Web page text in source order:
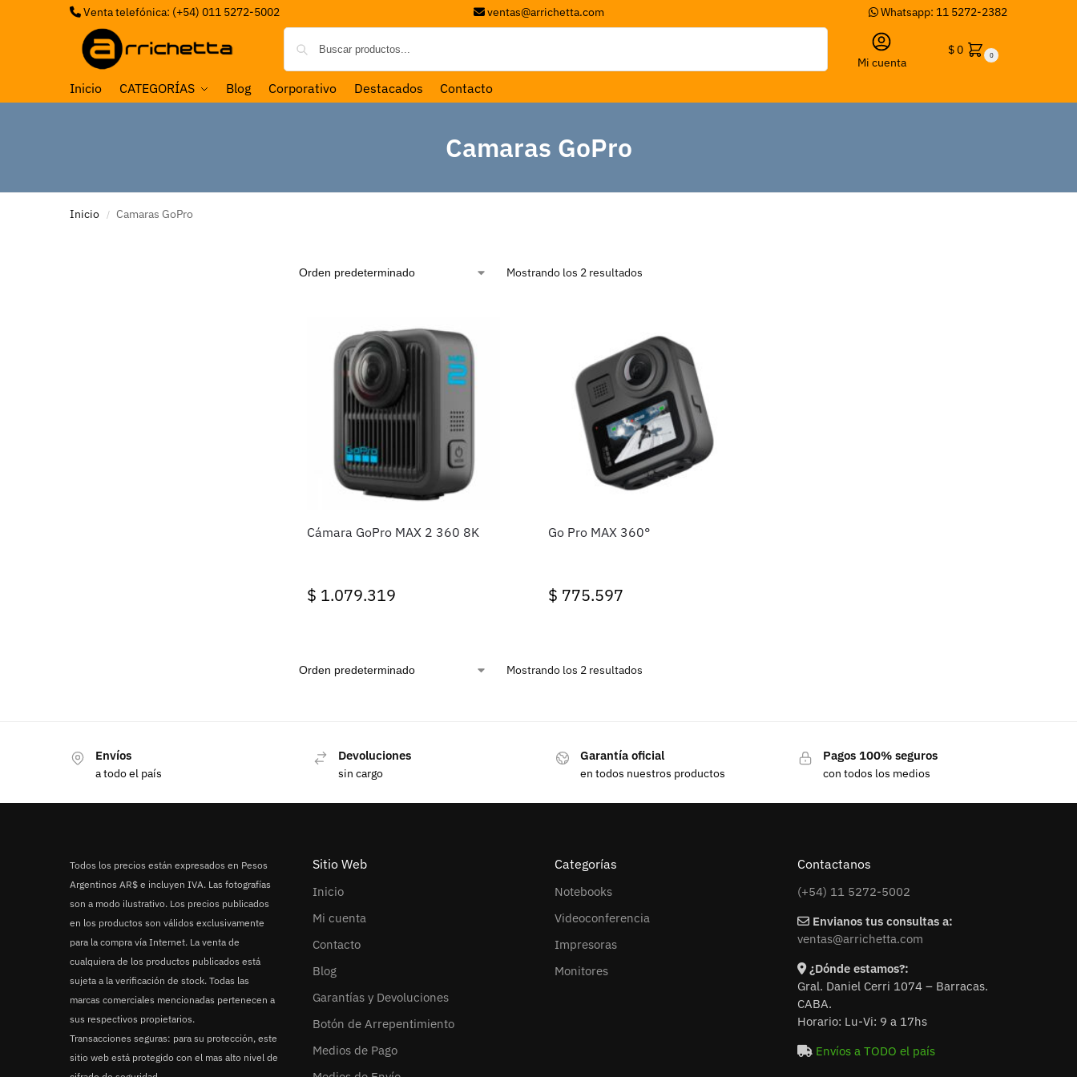
Venta telefónica: (+54) 011 5272-5002 ventas@arrichetta.com Whatsapp: 11 5272-2382
Mi cuenta
$0 0
Inicio CATEGORÍAS Blog Corporativo Destacados Contacto
Camaras GoPro
Inicio / Camaras GoPro
Mostrando los 2 resultados
Cámara GoPro MAX 2 360 8K
$ 1.079.319
Go Pro MAX 360°
$ 775.597
Mostrando los 2 resultados
Envíos
a todo el país
Devoluciones
sin cargo
Garantía oficial
en todos nuestros productos
Pagos 100% seguros
con todos los medios
Todos los precios están expresados en Pesos
Argentinos AR$ e incluyen IVA. Las fotografías
son a modo ilustrativo. Los precios publicados
en los productos son válidos exclusivamente
para la compra vía Internet. La venta de
cualquiera de los productos publicados está
sujeta a la verificación de stock. Todas las
marcas comerciales mencionadas pertenecen a
sus respectivos propietarios.
Transacciones seguras: para su protección, este
sitio web está protegido con el mas alto nivel de
Sitio Web
Inicio
Mi cuenta
Contacto
Blog
Garantías y Devoluciones
Botón de Arrepentimiento
Medios de Pago
Categorías
Notebooks
Videoconferencia
Impresoras
Monitores
Contactanos
(+54) 11 5272-5002
Envianos tus consultas a:
ventas@arrichetta.com
¿Dónde estamos?:
Gral. Daniel Cerri 1074 – Barracas.
CABA.
Horario: Lu-Vi: 9 a 17hs
Envíos a TODO el país